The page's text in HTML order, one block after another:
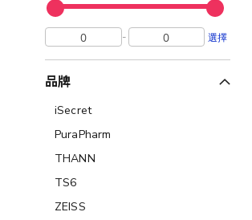
- 選擇
品牌
iSecret
PuraPharm
THANN
TS6
ZEISS